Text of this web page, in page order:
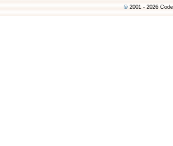
© 2001 - 2026